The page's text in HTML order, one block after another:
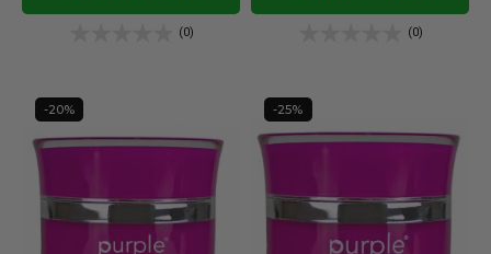
(0) (0)
-20% -25%